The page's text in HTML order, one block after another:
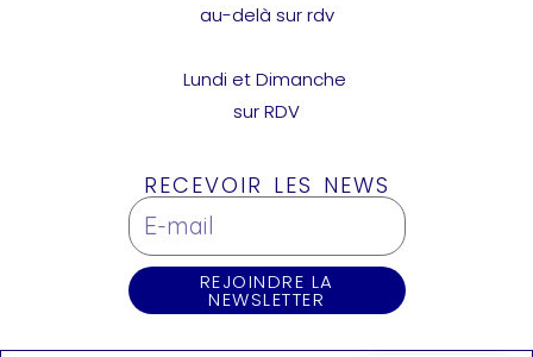
au-delà sur rdv
Lundi et Dimanche
sur RDV
RECEVOIR LES NEWS
REJOINDRE LA
NEWSLETTER